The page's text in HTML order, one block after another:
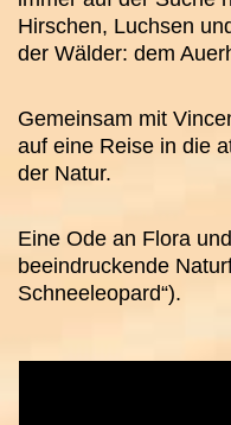
Hirschen, Luchsen
der Wälder: dem
Gemeinsam mit
auf eine Reise in die
der Natur.
Eine Ode an Flora
beeindruckende
Schneeleopard“).